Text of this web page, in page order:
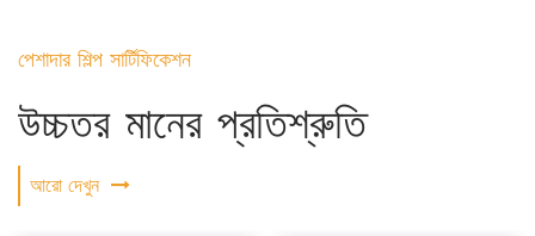
পেশাদার শিল্প সার্টিফিকেশন
উচ্চতর মানের প্রতিশ্রুতি
আরো দেখুন